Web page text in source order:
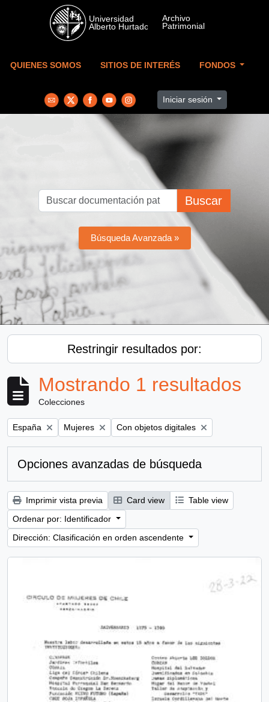
Skip to main content
QUIENES SOMOS SITIOS DE INTERÉS FONDOS
Iniciar sesión
Buscar
Búsqueda Avanzada »
Restringir resultados por:
Mostrando 1 resultados
Colecciones
Remove filter:
España Remove filter:
Mujeres Remove filter:
Con objetos digitales
Opciones avanzadas de búsqueda
Imprimir vista previa Card view
Table view
Ordenar por: Identificador
Dirección: Clasificación en orden ascendente